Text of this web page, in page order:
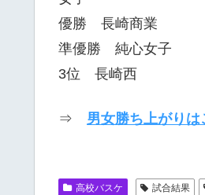
優勝 長崎商業
準優勝 純心女子
3位 長崎西
⇒ 男女勝ち上がりは
高校バスケ 試合結果